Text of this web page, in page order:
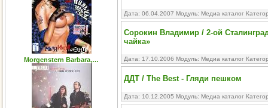
Morgenstern Barbara,…
Дата: 06.04.2007 Модуль: Медиа каталог
Сорокин Владимир / 2-ой
чайка»
Дата: 17.10.2006 Модуль: Медиа каталог
ДДТ / The Best - Гляди пешком
Дата: 10.12.2005 Модуль: Медиа каталог